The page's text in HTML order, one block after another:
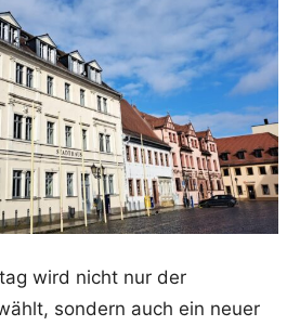
wird nicht nur der
sondern auch ein neuer